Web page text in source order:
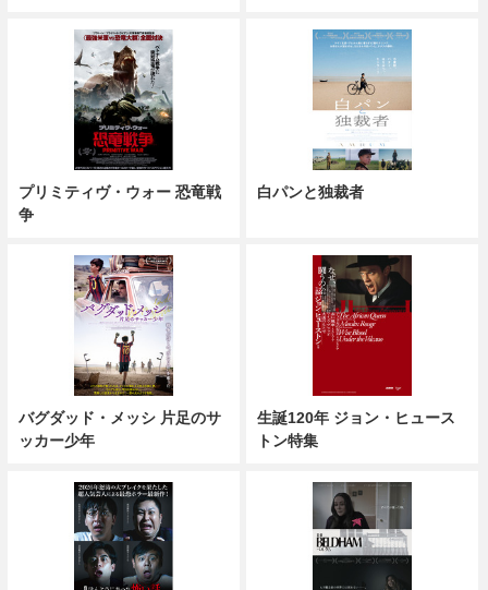
プリミティヴ・ウォー 恐竜戦
争
白パンと独裁者
バグダッド・メッシ 片足のサ
ッカー少年
生誕120年 ジョン・ヒュース
トン特集